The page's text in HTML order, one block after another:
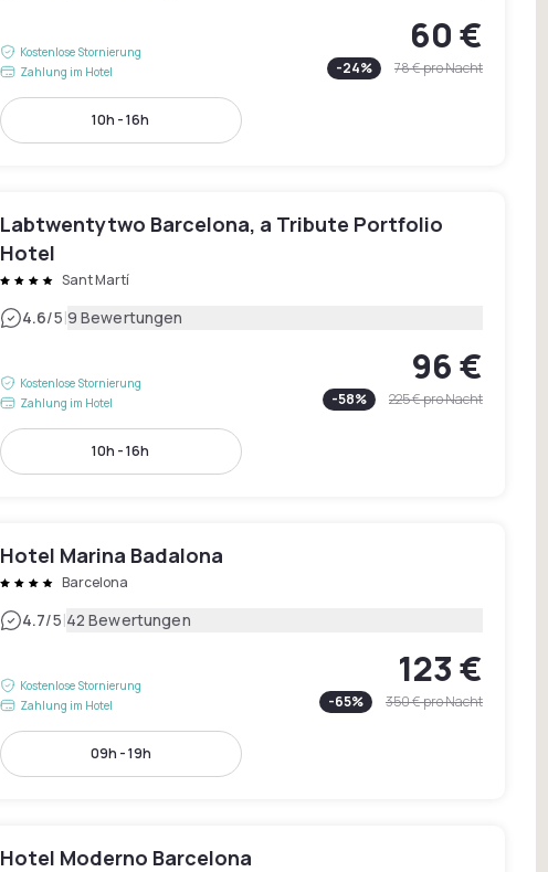
Kostenlose Stornierung
Zahlung im Hotel
60 €
-24% 78 €pro Nacht
10h - 16h
Labtwentytwo Barcelona, a Tribute Portfolio
Hotel
Sant Martí
4.6/5|9 Bewertungen
Kostenlose Stornierung
Zahlung im Hotel
96 €
-58% 225 €pro Nacht
10h - 16h
Hotel Marina Badalona
Barcelona
4.7/5|42 Bewertungen
Kostenlose Stornierung
Zahlung im Hotel
123 €
-65% 350 €pro Nacht
09h - 19h
Hotel Moderno Barcelona